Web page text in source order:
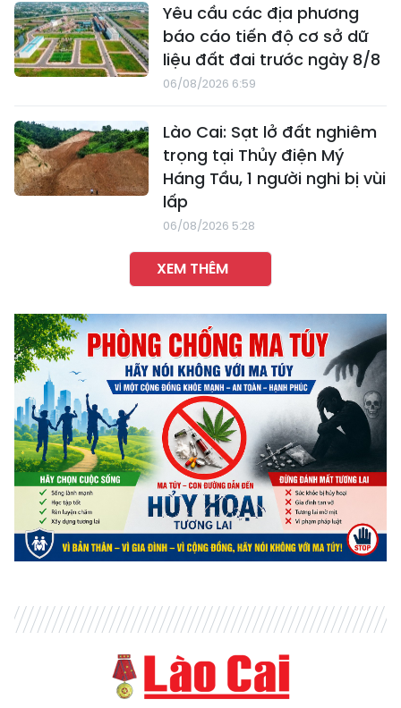
Yêu cầu các địa phương
báo cáo tiến độ cơ sở dữ
liệu đất đai trước ngày 8/8
06/08/2026 6:59
Lào Cai: Sạt lở đất nghiêm
trọng tại Thủy điện Mý
Háng Tầu, 1 người nghi bị vùi
lấp
06/08/2026 5:28
XEM THÊM